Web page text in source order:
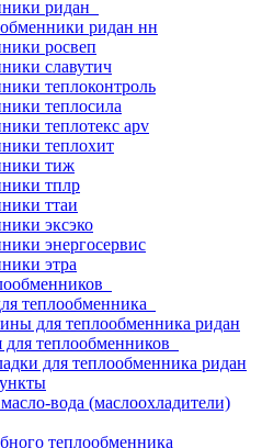
ридан
ридан нн
росвеп
славутич
теплоконтроль
теплосила
теплотекс apv
теплохит
тиж
тплр
ттаи
эксэко
энергосервис
этра
теплообменника
для теплообменника ридан
теплообменников
для теплообменника ридан
вода (маслоохладители)
теплообменника